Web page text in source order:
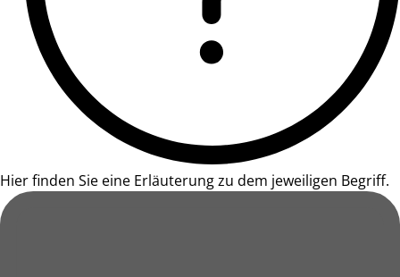
Hier finden Sie eine Erläuterung zu dem jeweiligen Begriff.